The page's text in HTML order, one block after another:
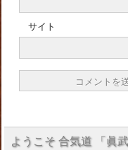
サイト
ようこそ 合気道 「眞